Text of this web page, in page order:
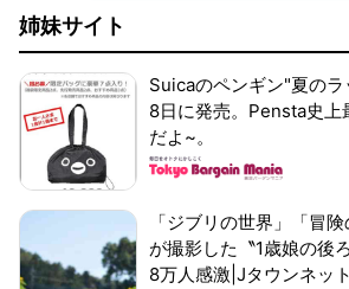
姉妹サイト
Suicaのペンギン"夏の
8日に発売。Pensta史上
だよ~。
「ジブリの世界」「冒
が撮影した〝1歳娘の後
8万人感激|Jタウンネット